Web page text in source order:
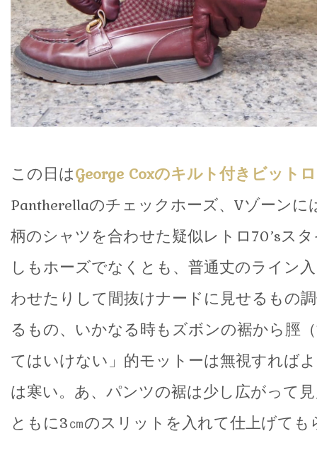
この日はGeorge Coxのキルト付きビット
Pantherellaのチェックホーズ、Vゾーン
柄のシャツを合わせた疑似レトロ70’sス
しもホーズでなくとも、普通丈のライン
わせたりして間抜けナードに見せるもの
るもの、いかなる時もズボンの裾から脛
てはいけない」的モットーは無視すれば
は寒い。あ、パンツの裾は少し広がって
ともに3㎝のスリットを入れて仕上げても